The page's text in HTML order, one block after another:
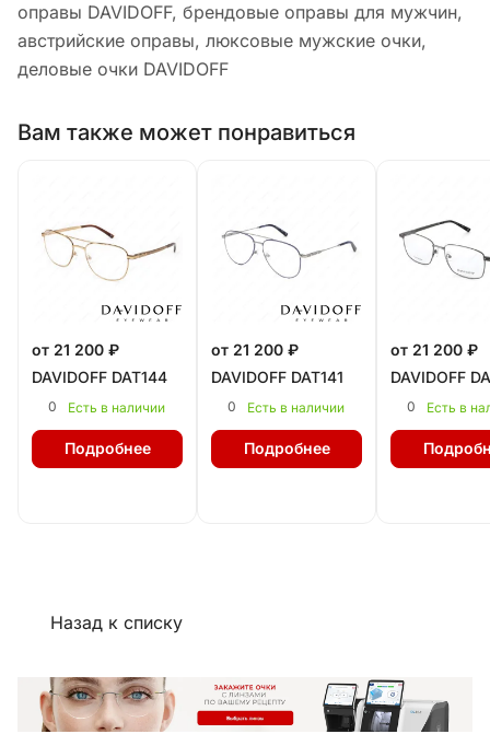
оправы DAVIDOFF, брендовые оправы для мужчин,
австрийские оправы, люксовые мужские очки,
деловые очки DAVIDOFF
Вам также может понравиться
от 21 200 ₽
DAVIDOFF DAT144
0 Есть в наличии
Подробнее
от 21 200 ₽
DAVIDOFF DAT141
0 Есть в наличии
Подробнее
от 21 200 ₽
DAVIDOFF
0 Есть в
Назад к списку